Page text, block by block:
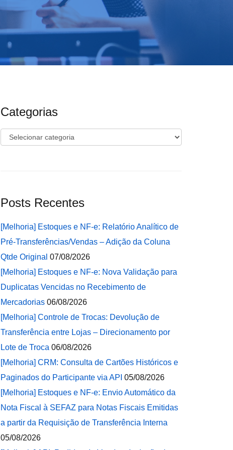
Categorias
Categorias
Posts Recentes
[Melhoria] Estoques e NF-e: Relatório Analítico de
Pré-Transferências/Vendas – Adição da Coluna
Qtde Original 07/08/2026
[Melhoria] Estoques e NF-e: Nova Validação para
Duplicatas Vencidas no Recebimento de
Mercadorias 06/08/2026
[Melhoria] Controle de Trocas: Devolução de
Transferência entre Lojas – Direcionamento por
Lote de Troca 06/08/2026
[Melhoria] CRM: Consulta de Cartões Históricos e
Paginados do Participante via API 05/08/2026
[Melhoria] Estoques e NF-e: Envio Automático da
Nota Fiscal à SEFAZ para Notas Fiscais Emitidas
a partir da Requisição de Transferência Interna
05/08/2026